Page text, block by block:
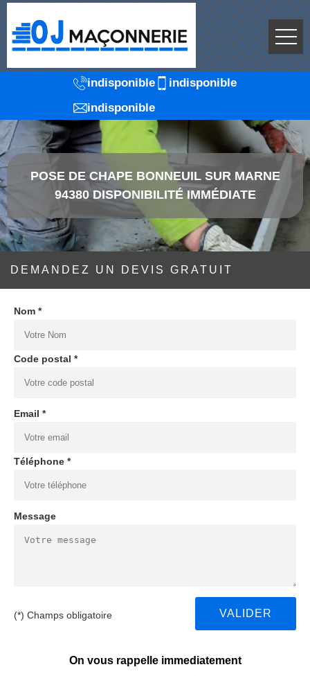
indisponible
indisponible
indisponible
POSE DE CHAPE BONNEUIL SUR MARNE
94380 DISPONIBILITÉ IMMÉDIATE
DEMANDEZ UN DEVIS GRATUIT
Nom *
Code postal *
Email *
Téléphone *
Message
(*) Champs obligatoire
On vous rappelle immediatement